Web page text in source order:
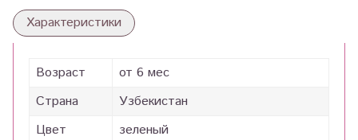
Характеристики
Возраст
от 6 мес
Страна
Узбекистан
Цвет
зеленый